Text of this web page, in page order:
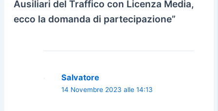
Ausiliari del Traffico con Licenza Media,
ecco la domanda di partecipazione”
Salvatore
14 Novembre 2023 alle 14:13